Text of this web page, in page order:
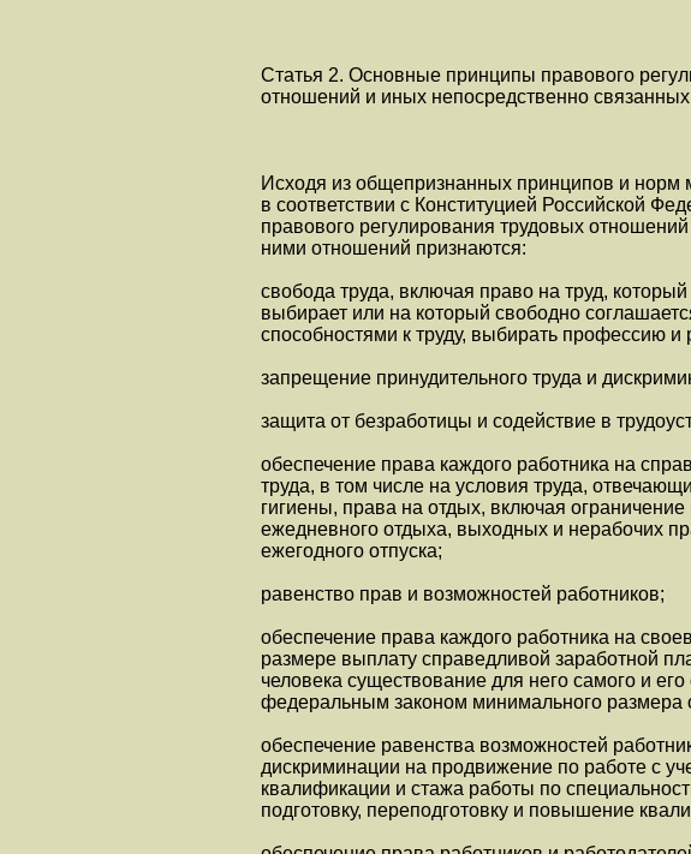
Статья 2. Основные принципы правового
отношений и иных непосредственно
Исходя из общепризнанных принципов и норм
в соответствии с Конституцией Российской
правового регулирования трудовых
ними отношений признаются:
свобода труда, включая право на труд,
выбирает или на который свободно
способностями к труду, выбирать профессию и
запрещение принудительного труда и
защита от безработицы и содействие в
обеспечение права каждого работника на
труда, в том числе на условия труда,
гигиены, права на отдых, включая
ежедневного отдыха, выходных и нерабочих
ежегодного отпуска;
равенство прав и возможностей работников;
обеспечение права каждого работника на
размере выплату справедливой заработной
человека существование для него самого и
федеральным законом минимального размера
обеспечение равенства возможностей
дискриминации на продвижение по работе с
квалификации и стажа работы по
подготовку, переподготовку и повышение